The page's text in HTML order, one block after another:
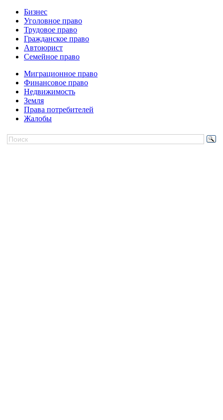
Бизнес
Уголовное право
Трудовое право
Гражданское право
Автоюрист
Семейное право
Миграционное право
Финансовое право
Недвижимость
Земля
Права потребителей
Жалобы